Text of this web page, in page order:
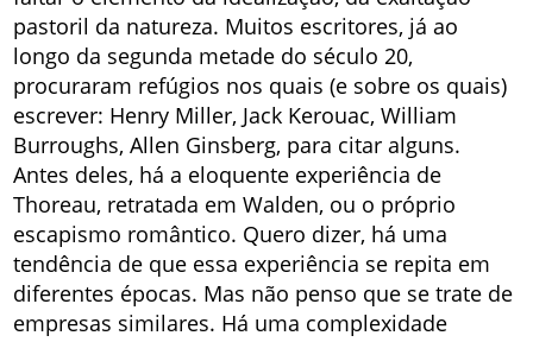
pastoril da natureza. Muitos escritores, já ao
longo da segunda metade do século 20,
procuraram refúgios nos quais (e sobre os quais)
escrever: Henry Miller, Jack Kerouac, William
Burroughs, Allen Ginsberg, para citar alguns.
Antes deles, há a eloquente experiência de
Thoreau, retratada em Walden, ou o próprio
escapismo romântico. Quero dizer, há uma
tendência de que essa experiência se repita em
diferentes épocas. Mas não penso que se trate de
empresas similares. Há uma complexidade